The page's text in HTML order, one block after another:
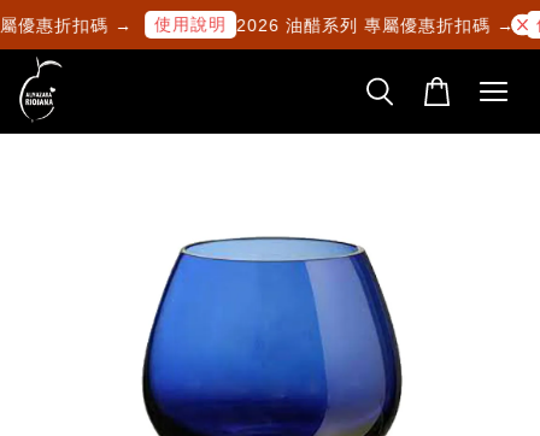
優惠折扣碼 → 使用說明 2026 油醋系列 專屬優惠折扣碼 →